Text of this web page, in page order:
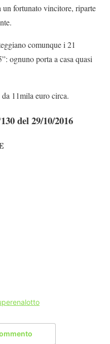
fortunato vincitore, riparte
comunque i 21
ognuno porta a casa quasi
11mila euro circa.
del 29/10/2016